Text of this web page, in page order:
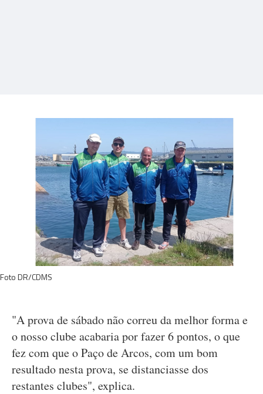
Foto DR/CDMS
"A prova de sábado não correu da melhor forma e
o nosso clube acabaria por fazer 6 pontos, o que
fez com que o Paço de Arcos, com um bom
resultado nesta prova, se distanciasse dos
restantes clubes", explica.